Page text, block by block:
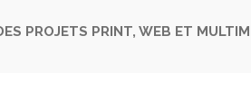
PROJETS PRINT, WEB ET